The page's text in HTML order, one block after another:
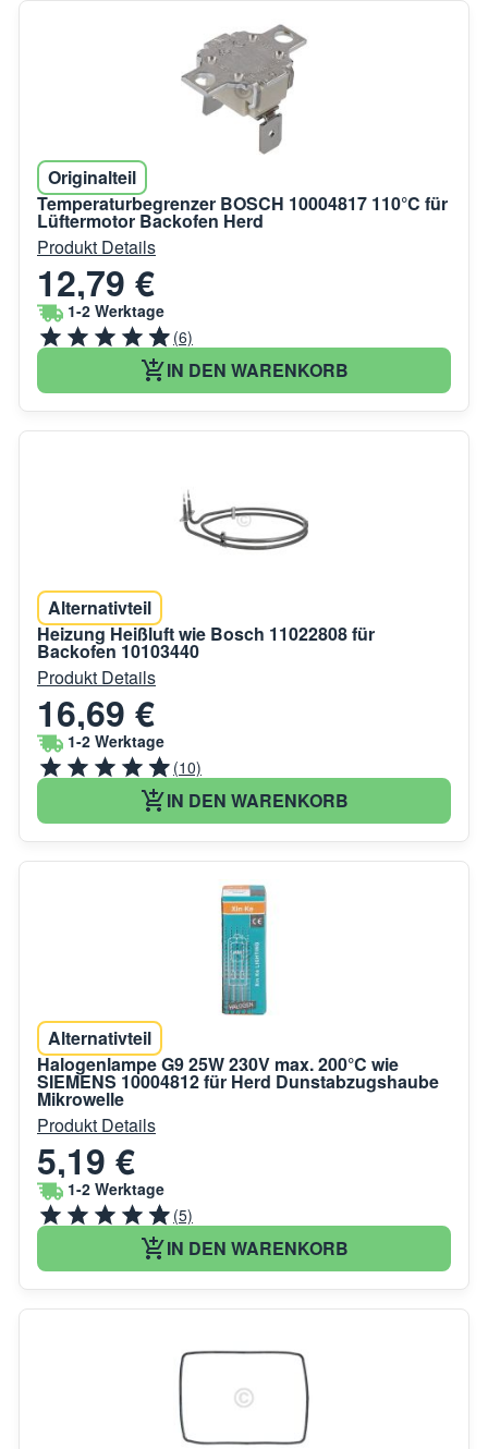
Originalteil
Temperaturbegrenzer BOSCH 10004817 110°C für
Lüftermotor Backofen Herd
Produkt Details
12,79 €
1-2 Werktage
(6)
IN DEN WARENKORB
Alternativteil
Heizung Heißluft wie Bosch 11022808 für
Backofen 10103440
Produkt Details
16,69 €
1-2 Werktage
(10)
IN DEN WARENKORB
Alternativteil
Halogenlampe G9 25W 230V max. 200°C wie
SIEMENS 10004812 für Herd Dunstabzugshaube
Mikrowelle
Produkt Details
5,19 €
1-2 Werktage
(5)
IN DEN WARENKORB